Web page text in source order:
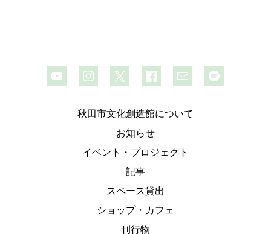
秋田市文化創造館について
お知らせ
イベント・プロジェクト
記事
スペース貸出
ショップ・カフェ
刊行物